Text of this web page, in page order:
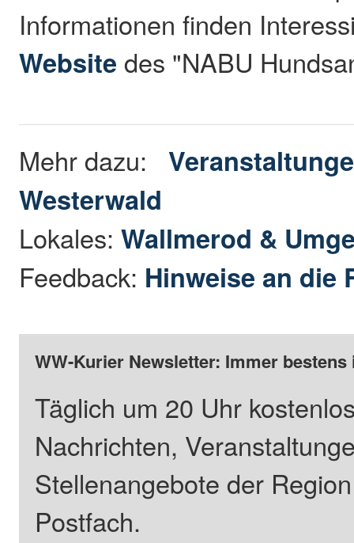
Informationen finden
Website des "NABU
Mehr dazu:
Westerwald
Lokales:Wallmerod &
Feedback: Hinweise an die
WW-Kurier Newsletter: Immer
Täglich um 20 Uhr
Nachrichten,
Stellenangebote der
Postfach.